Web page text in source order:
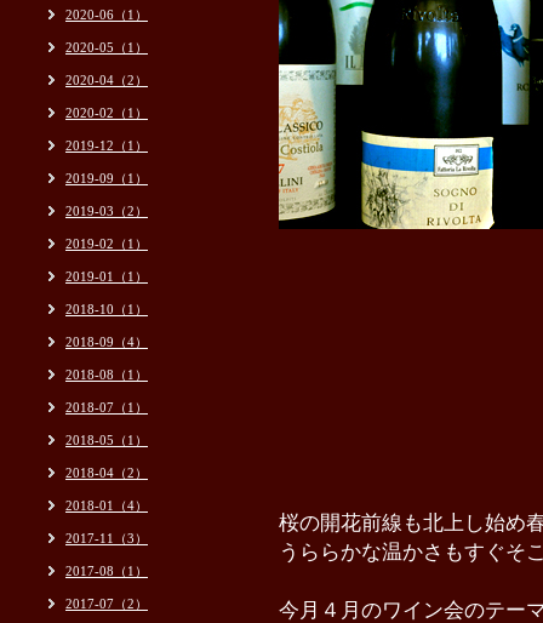
桜の開花前線も北上し始め
うららかな温かさもすぐそ
今月４月のワイン会のテー
2020-06（1）
2020-05（1）
2020-04（2）
2020-02（1）
2019-12（1）
2019-09（1）
2019-03（2）
2019-02（1）
2019-01（1）
2018-10（1）
2018-09（4）
2018-08（1）
2018-07（1）
2018-05（1）
2018-04（2）
2018-01（4）
2017-11（3）
2017-08（1）
2017-07（2）